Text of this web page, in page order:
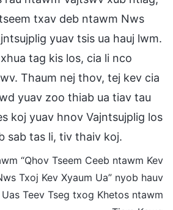
txav deb ntawm Nws
yuav tsis ua hauj lwm.
tag kis los, cia li nco
Thaum nej thov, tej kev cia
yuav zoo thiab ua tiav tau
koj yuav hnov Vajntsujplig los
sab tas li, tiv thaiv koj.
“Qhov Tseem Ceeb ntawm Kev
Txoj Kev Xyaum Ua” nyob hauv
Teev Tseg txog Khetos ntawm